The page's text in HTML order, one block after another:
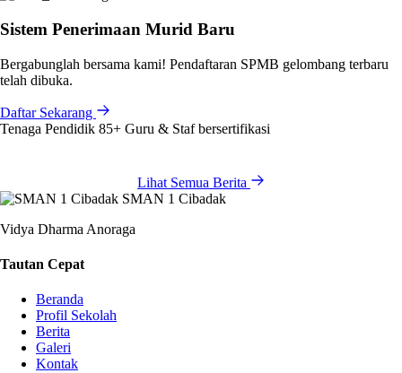
Sistem Penerimaan Murid Baru
Bergabunglah bersama kami! Pendaftaran SPMB gelombang terbaru
telah dibuka.
Daftar Sekarang
Tenaga Pendidik 85+ Guru & Staf bersertifikasi
Lihat Semua Berita
SMAN 1 Cibadak
Vidya Dharma Anoraga
Tautan Cepat
Beranda
Profil Sekolah
Berita
Galeri
Kontak